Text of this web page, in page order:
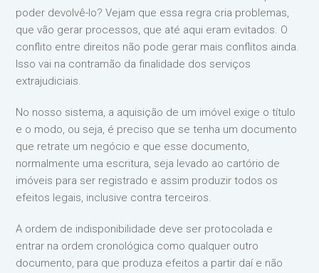
poder devolvê-lo? Vejam que essa regra cria problemas,
que vão gerar processos, que até aqui eram evitados. O
conflito entre direitos não pode gerar mais conflitos ainda.
Isso vai na contramão da finalidade dos serviços
extrajudiciais.
No nosso sistema, a aquisição de um imóvel exige o título
e o modo, ou seja, é preciso que se tenha um documento
que retrate um negócio e que esse documento,
normalmente uma escritura, seja levado ao cartório de
imóveis para ser registrado e assim produzir todos os
efeitos legais, inclusive contra terceiros.
A ordem de indisponibilidade deve ser protocolada e
entrar na ordem cronológica como qualquer outro
documento, para que produza efeitos a partir daí e não